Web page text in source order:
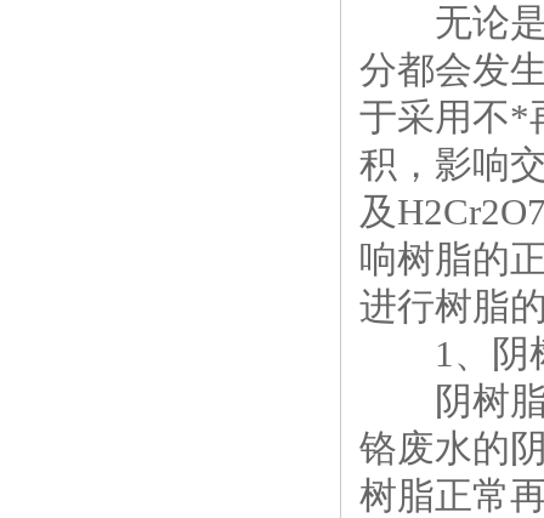
无论是
分都会发
于采用不*
积，影响
及
响树脂的
进行树脂
1、阴
阴树脂
铬废水的
树脂正常